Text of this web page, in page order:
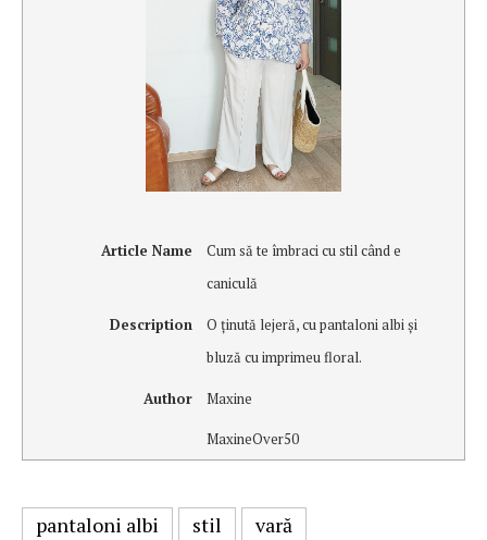
Article Name
Cum să te îmbraci cu stil când e
caniculă
Description
O ţinută lejeră, cu pantaloni albi şi
bluză cu imprimeu floral.
Author Maxine
MaxineOver50
pantaloni albi stil vară